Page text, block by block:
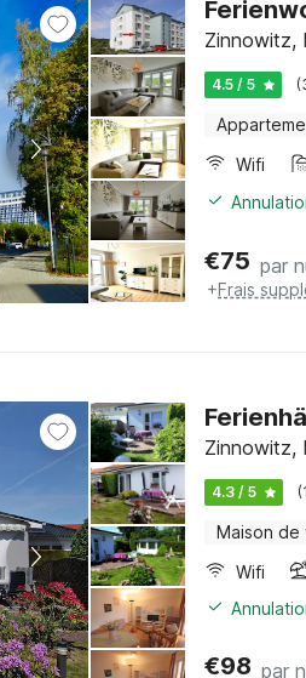
Zinnowitz,
4.5 / 5
Wifi
€75 par
+Frais
Zinnowitz,
4.3 / 5
Maison de
Wifi
€98 par